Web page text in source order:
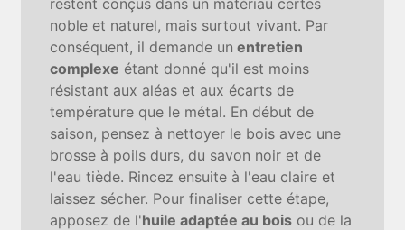
noble et naturel, mais surtout vivant. Par
conséquent, il demande un entretien
complexe étant donné qu'il est moins
résistant aux aléas et aux écarts de
température que le métal. En début de
saison, pensez à nettoyer le bois avec une
brosse à poils durs, du savon noir et de
l'eau tiède. Rincez ensuite à l'eau claire et
laissez sécher. Pour finaliser cette étape,
apposez de l'huile adaptée au bois ou de la